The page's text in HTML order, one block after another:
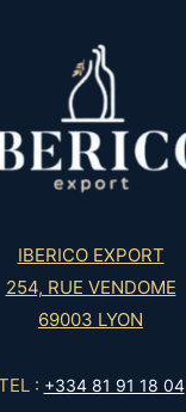
IBERICO EXPORT
254, RUE VENDOME
69003 LYON
: +334 81 91 18 04